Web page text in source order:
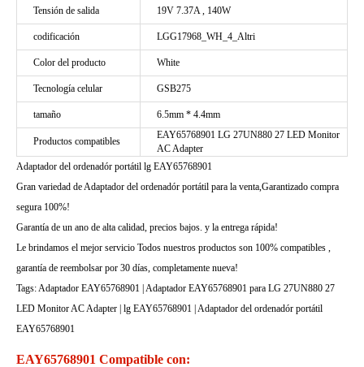
Tensión de salida 19V 7.37A , 140W
codificación LGG17968_WH_4_Altri
Color del producto White
Tecnología celular GSB275
tamaño 6.5mm * 4.4mm
Productos compatibles
EAY65768901 LG 27UN880 27 LED Monitor
AC Adapter
Adaptador del ordenadór portátil lg EAY65768901
Gran variedad de Adaptador del ordenadór portátil para la venta,Garantizado compra
segura 100%!
Garantía de un ano de alta calidad, precios bajos. y la entrega rápida!
Le brindamos el mejor servicio Todos nuestros productos son 100% compatibles ,
garantía de reembolsar por 30 días, completamente nueva!
Tags: Adaptador EAY65768901 | Adaptador EAY65768901 para LG 27UN880 27
LED Monitor AC Adapter | lg EAY65768901 | Adaptador del ordenadór portátil
EAY65768901
EAY65768901 Compatible con: